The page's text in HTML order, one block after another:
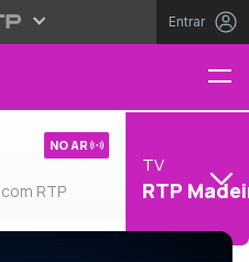
Entrar
RTP
NO AR
TV
RTP